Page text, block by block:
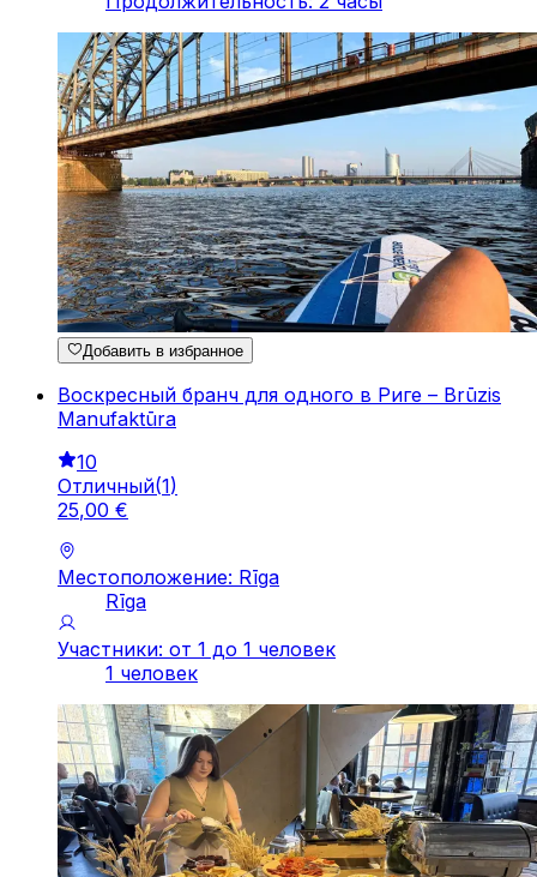
Добавить в избранное
Воскресный бранч для одного в Риге – Brūzis
Manufaktūra
10
Отличный(1)
25,00 €
Местоположение: Rīga
Rīga
Участники: от 1 до 1 человек
1 человек